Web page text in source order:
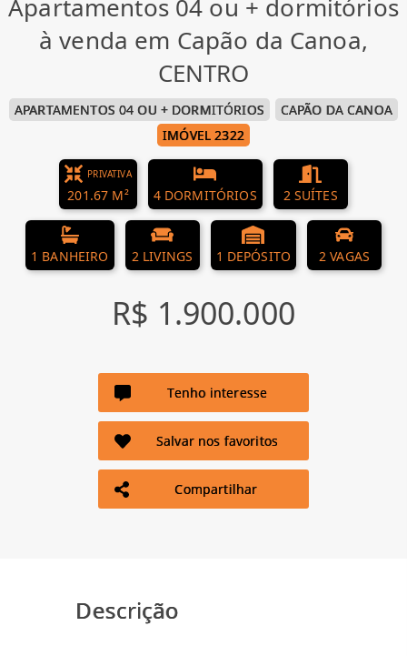
Apartamentos 04 ou + dormitórios
à venda em Capão da Canoa,
CENTRO
APARTAMENTOS 04 OU + DORMITÓRIOS
CAPÃO DA CANOA
IMÓVEL 2322
PRIVATIVA
201.67 M² 4 DORMITÓRIOS 2 SUÍTES
1 BANHEIRO 2 LIVINGS 1 DEPÓSITO 2 VAGAS
R$ 1.900.000
Tenho interesse
Salvar nos favoritos
Compartilhar
Descrição